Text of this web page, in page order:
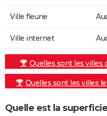
Ville fleurie
Ville internet
Quelles sont les villes
Quelles sont les villes
Quelle est la